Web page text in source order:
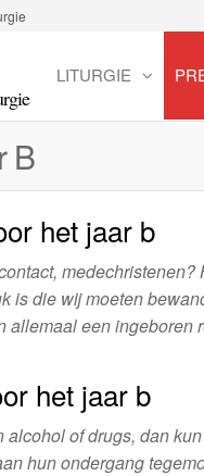
LITURGIE
B
het jaar b
is die wij moeten
allemaal een
het jaar b
of drugs, dan
hun ondergang